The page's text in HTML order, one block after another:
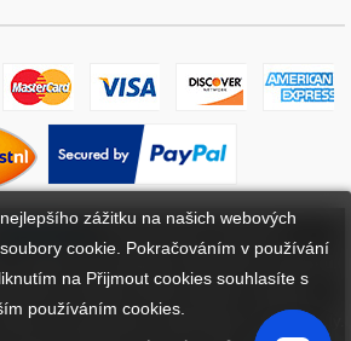
a značky jsou majetkem příslušných vlastníků.
k žádným OEM značkám. Všechny
jsou generické, aftermarket, náhradní díly.
zážitku na našich webových
cookie. Pokračováním v používání
na Přijmout cookies souhlasíte s
používáním cookies.